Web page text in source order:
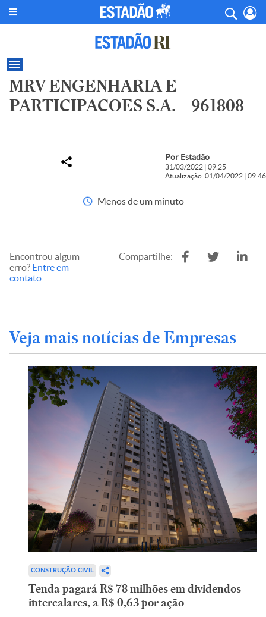
MRV ENGENHARIA E
PARTICIPACOES S.A. – 961808
Por Estadão
31/03/2022 | 09:25
Atualização: 01/04/2022 | 09:46
Menos de um minuto
Encontrou algum
erro? Entre em
contato
Compartilhe:
Veja mais notícias de Empresas
CONSTRUÇÃO CIVIL
Tenda pagará R$ 78 milhões em dividendos
intercalares, a R$ 0,63 por ação